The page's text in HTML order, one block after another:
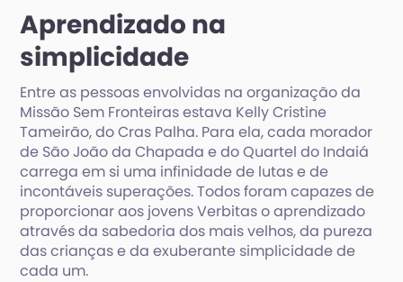
Aprendizado na
simplicidade
Entre as pessoas envolvidas na organização da
Missão Sem Fronteiras estava Kelly Cristine
Tameirão, do Cras Palha. Para ela, cada morador
de São João da Chapada e do Quartel do Indaiá
carrega em si uma infinidade de lutas e de
incontáveis superações. Todos foram capazes de
proporcionar aos jovens Verbitas o aprendizado
através da sabedoria dos mais velhos, da pureza
das crianças e da exuberante simplicidade de
cada um.